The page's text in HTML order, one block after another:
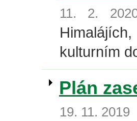
11. 2.
kulturním
Plán
19. 11. 2019